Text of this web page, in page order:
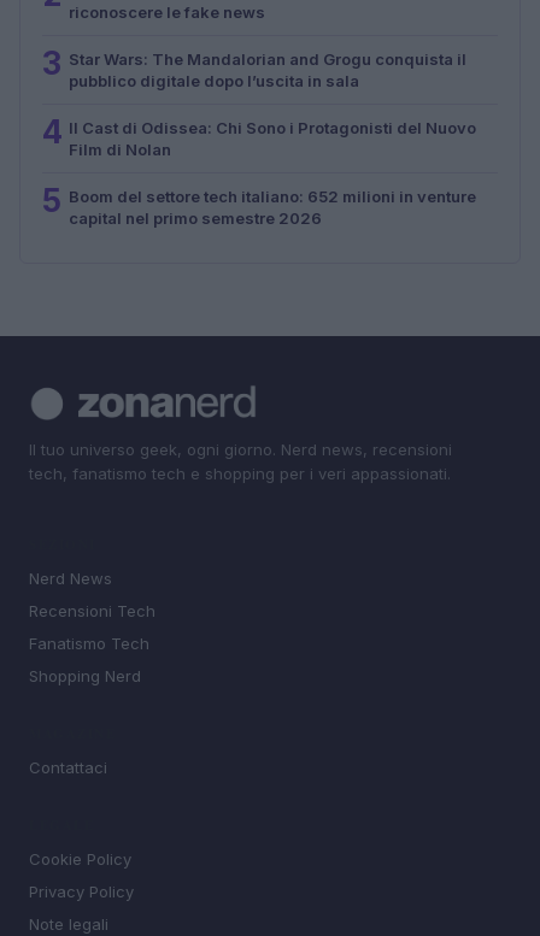
riconoscere le fake news
3 Star Wars: The Mandalorian and Grogu conquista il
pubblico digitale dopo l’uscita in sala
4 Il Cast di Odissea: Chi Sono i Protagonisti del Nuovo
Film di Nolan
5 Boom del settore tech italiano: 652 milioni in venture
capital nel primo semestre 2026
Il tuo universo geek, ogni giorno. Nerd news, recensioni
tech, fanatismo tech e shopping per i veri appassionati.
Nerd News
Recensioni Tech
Fanatismo Tech
Shopping Nerd
Contattaci
Cookie Policy
Privacy Policy
Note legali